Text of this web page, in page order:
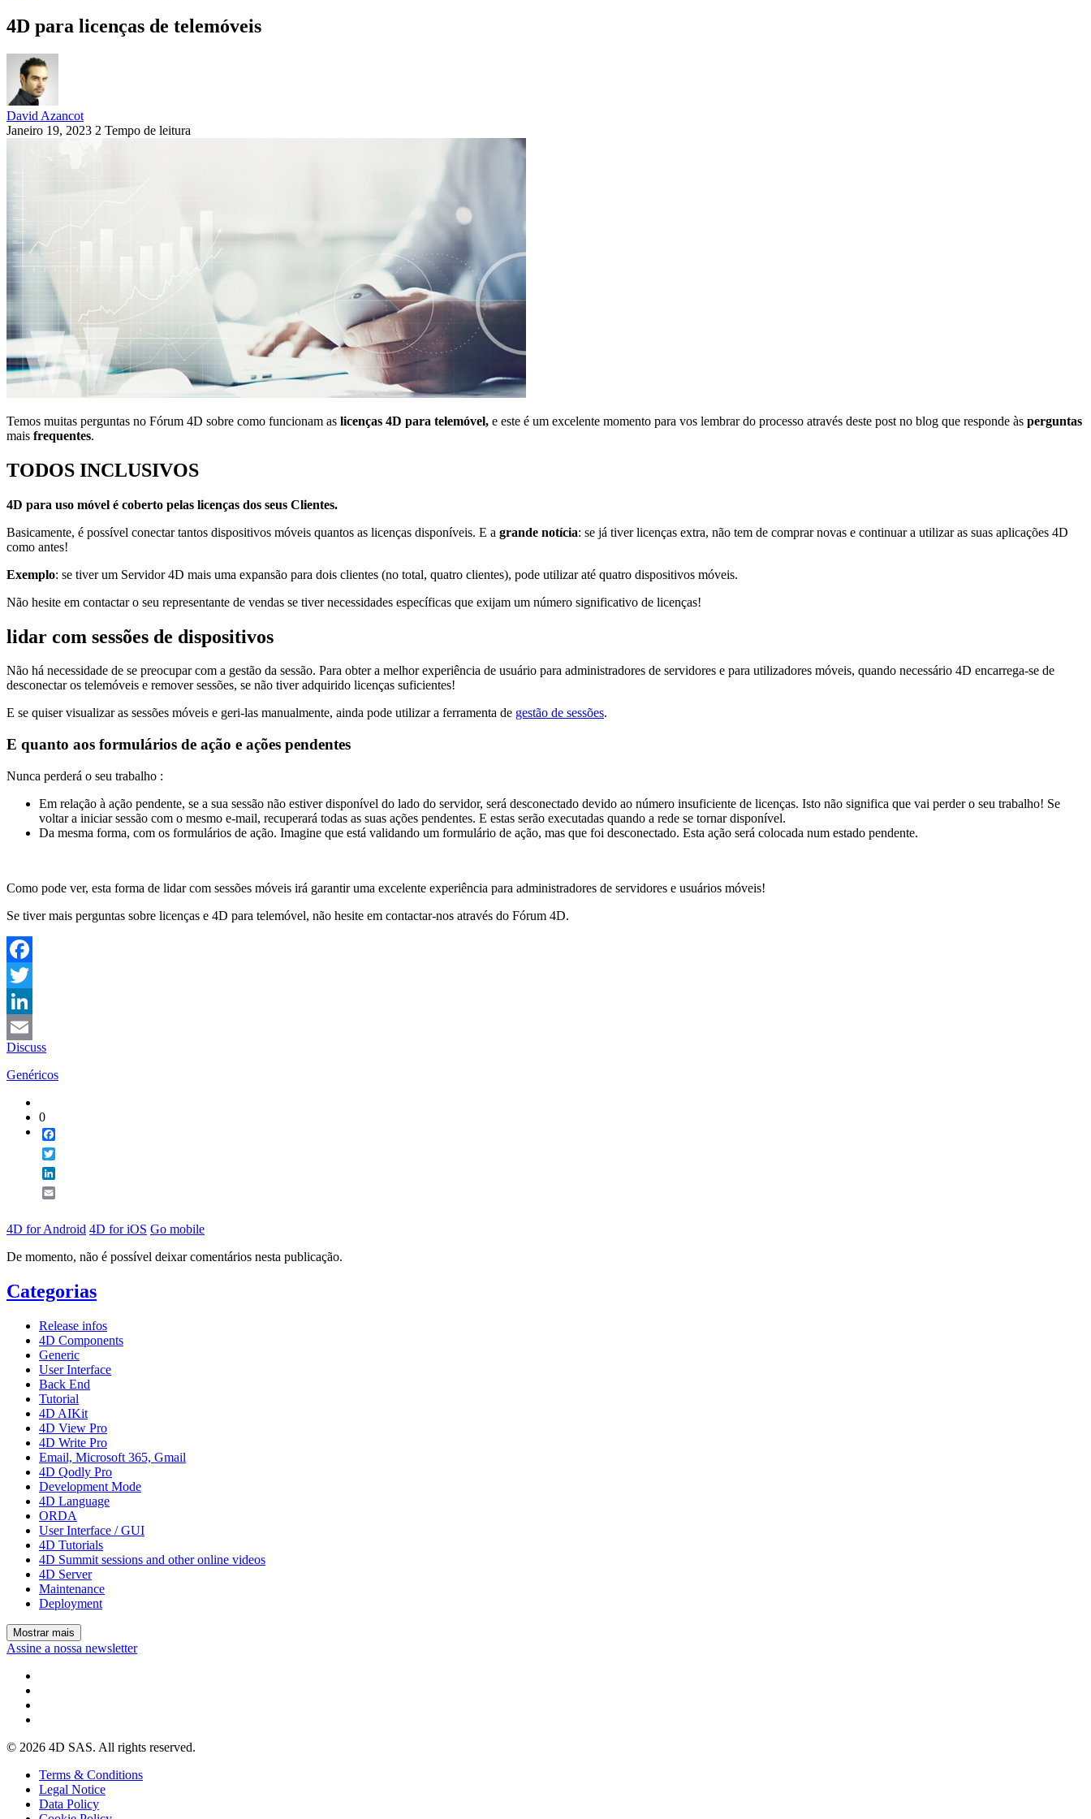
4D para licenças de telemóveis
David Azancot
Janeiro 19, 2023 2 Tempo de leitura
Temos muitas perguntas no Fórum 4D sobre como funcionam as licenças 4D para telemóvel, e este é um excelente momento para vos lembrar do processo através deste post no blog que responde às perguntas
mais frequentes.
TODOS INCLUSIVOS
4D para uso móvel é coberto pelas licenças dos seus Clientes.
Basicamente, é possível conectar tantos dispositivos móveis quantos as licenças disponíveis. E a grande notícia: se já tiver licenças extra, não tem de comprar novas e continuar a utilizar as suas aplicações 4D
como antes!
Exemplo: se tiver um Servidor 4D mais uma expansão para dois clientes (no total, quatro clientes), pode utilizar até quatro dispositivos móveis.
Não hesite em contactar o seu representante de vendas se tiver necessidades específicas que exijam um número significativo de licenças!
lidar com sessões de dispositivos
Não há necessidade de se preocupar com a gestão da sessão. Para obter a melhor experiência de usuário para administradores de servidores e para utilizadores móveis, quando necessário 4D encarrega-se de
desconectar os telemóveis e remover sessões, se não tiver adquirido licenças suficientes!
E se quiser visualizar as sessões móveis e geri-las manualmente, ainda pode utilizar a ferramenta de gestão de sessões.
E quanto aos formulários de ação e ações pendentes
Nunca perderá o seu trabalho :
Em relação à ação pendente, se a sua sessão não estiver disponível do lado do servidor, será desconectado devido ao número insuficiente de licenças. Isto não significa que vai perder o seu trabalho! Se
voltar a iniciar sessão com o mesmo e-mail, recuperará todas as suas ações pendentes. E estas serão executadas quando a rede se tornar disponível.
Da mesma forma, com os formulários de ação. Imagine que está validando um formulário de ação, mas que foi desconectado. Esta ação será colocada num estado pendente.
Como pode ver, esta forma de lidar com sessões móveis irá garantir uma excelente experiência para administradores de servidores e usuários móveis!
Se tiver mais perguntas sobre licenças e 4D para telemóvel, não hesite em contactar-nos através do Fórum 4D.
Facebook
Twitter
LinkedIn
Email
Discuss
Genéricos
0
4D for Android 4D for iOS Go mobile
De momento, não é possível deixar comentários nesta publicação.
Categorias
Release infos
4D Components
Generic
User Interface
Back End
Tutorial
4D AIKit
4D View Pro
4D Write Pro
Email, Microsoft 365, Gmail
4D Qodly Pro
Development Mode
4D Language
ORDA
User Interface / GUI
4D Tutorials
4D Summit sessions and other online videos
4D Server
Maintenance
Deployment
Mostrar mais
Assine a nossa newsletter
© 2026 4D SAS. All rights reserved.
Terms & Conditions
Legal Notice
Data Policy